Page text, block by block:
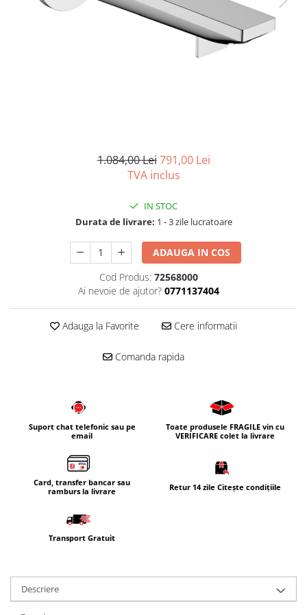
1.084,00 Lei 791,00 Lei
TVA inclus
IN STOC
Durata de livrare: 1 - 3 zile lucratoare
ADAUGA IN COS
Cod Produs: 72568000
Ai nevoie de ajutor? 0771137404
Adauga la Favorite Cere informatii
Comanda rapida
Suport chat telefonic sau pe
email
Toate produsele FRAGILE vin cu
VERIFICARE colet la livrare
Card, transfer bancar sau
ramburs la livrare
Retur 14 zile Citește condițiile
Transport Gratuit
Descriere